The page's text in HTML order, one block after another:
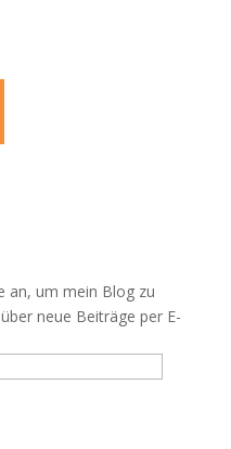
an, um mein Blog zu
neue Beiträge per E-